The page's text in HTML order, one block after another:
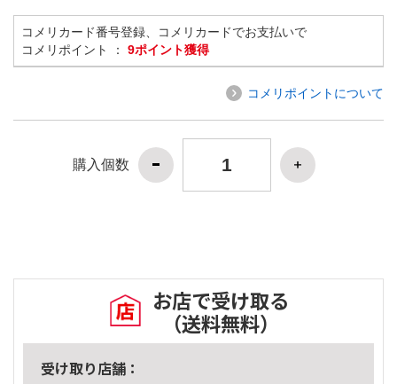
コメリカード番号登録、コメリカードでお支払いで
コメリポイント ： 9ポイント獲得
コメリポイントについて
購入個数
お店で受け取る
（送料無料）
受け取り店舗：